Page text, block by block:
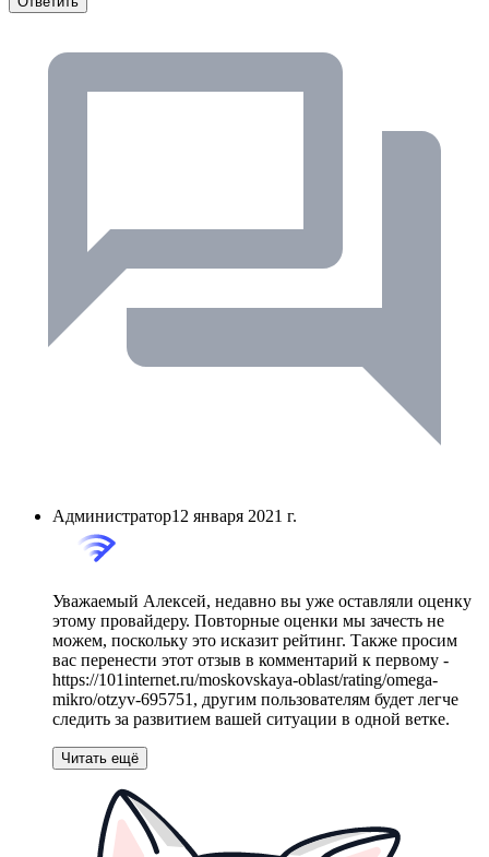
Администратор12 января 2021 г.
Уважаемый Алексей, недавно вы уже оставляли оценку
этому провайдеру. Повторные оценки мы зачесть не
можем, поскольку это исказит рейтинг. Также просим
вас перенести этот отзыв в комментарий к первому -
https://101internet.ru/moskovskaya-oblast/rating/omega-
mikro/otzyv-695751, другим пользователям будет легче
следить за развитием вашей ситуации в одной ветке.
Читать ещё